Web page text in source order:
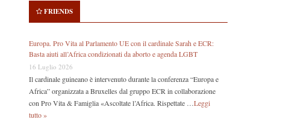
FRIENDS
Europa. Pro Vita al Parlamento UE con il cardinale Sarah e ECR:
Basta aiuti all’Africa condizionati da aborto e agenda LGBT
16 Luglio 2026
Il cardinale guineano è intervenuto durante la conferenza “Europa e
Africa” organizzata a Bruxelles dal gruppo ECR in collaborazione
con Pro Vita & Famiglia «Ascoltate l’Africa. Rispettate … Leggi
tutto »